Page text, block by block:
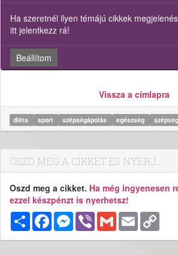
Ha szeretnél ilyen témájú cikkek
itt jelentkezz rá!
Beállítom
Vissza a címlapra
diéta sport szépségápolás egészség szépség
OSZD MEG A CIKKET ÉS NYERJ...
Oszd meg a cikket. Ha még ingyenesen
ezzel készpénzt is nyerhetsz!
MegosztásFacebookMessenger
Viber Gmail Email